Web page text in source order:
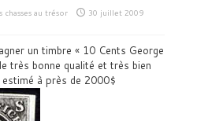
chasses au trésor
30 juillet 2009
un timbre « 10 Cents George
très bonne qualité et très bien
à près de 2000$